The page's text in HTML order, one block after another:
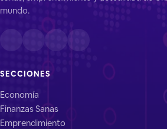
mundo.
SECCIONES
Economía
Finanzas Sanas
Emprendimiento